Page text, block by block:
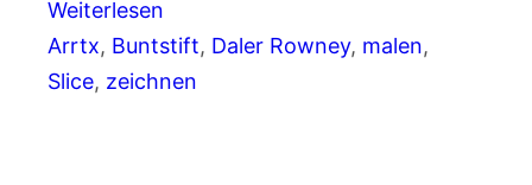
Weiterlesen
Arrtx, Buntstift, Daler Rowney, malen
Slice, zeichnen